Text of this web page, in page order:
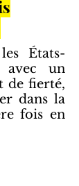
États-
avec un
de fierté,
dans la
fois en